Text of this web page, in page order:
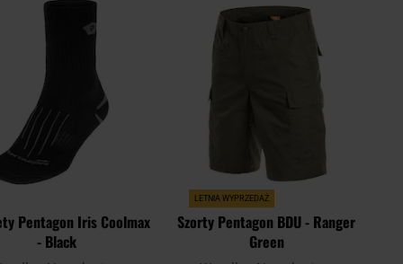
Pentagon Iris Coolmax
- Black
LETNIA WYPRZEDAŻ
Szorty Pentagon BDU - Ranger
Green